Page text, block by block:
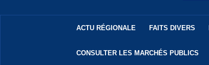
ACTU RÉGIONALE FAITS DIVERS
CONSULTER LES MARCHÉS PUBLICS